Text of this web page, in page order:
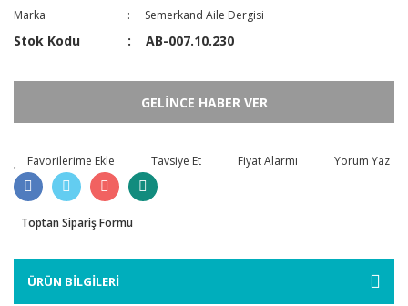
Marka
Semerkand Aile Dergisi
Stok Kodu AB-007.10.230
GELİNCE HABER VER
Tavsiye Et Fiyat Alarmı Yorum Yaz
Toptan Sipariş Formu
ÜRÜN BİLGİLERİ